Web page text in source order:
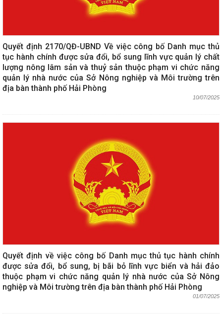
Quyết định 2170/QĐ-UBND Về việc công bố Danh mục thủ
tục hành chính được sửa đổi, bổ sung lĩnh vực quản lý chất
lượng nông lâm sản và thuỷ sản thuộc phạm vi chức năng
quản lý nhà nước của Sở Nông nghiệp và Môi trường trên
địa bàn thành phố Hải Phòng
10/07/2025
Quyết định về việc công bố Danh mục thủ tục hành chính
được sửa đổi, bổ sung, bị bãi bỏ lĩnh vực biển và hải đảo
thuộc phạm vi chức năng quản lý nhà nước của Sở Nông
nghiệp và Môi trường trên địa bàn thành phố Hải Phòng
01/07/2025